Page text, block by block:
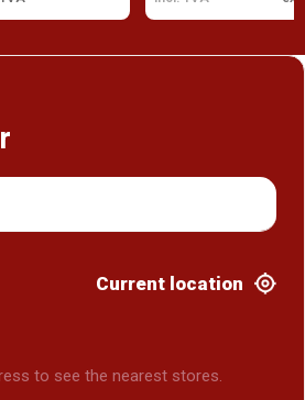
Current location
to see the nearest stores.